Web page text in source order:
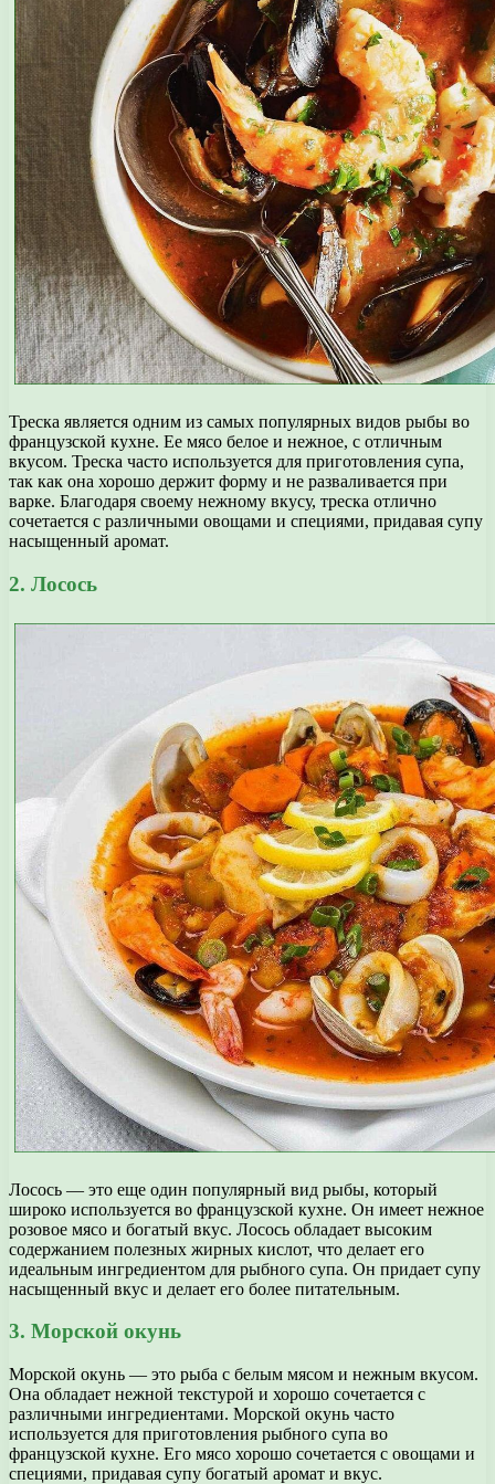
Треска является одним из самых популярных видов рыбы во
французской кухне. Ее мясо белое и нежное, с отличным
вкусом. Треска часто используется для приготовления супа,
так как она хорошо держит форму и не разваливается при
варке. Благодаря своему нежному вкусу, треска отлично
сочетается с различными овощами и специями, придавая супу
насыщенный аромат.
2. Лосось
Лосось — это еще один популярный вид рыбы, который
широко используется во французской кухне. Он имеет нежное
розовое мясо и богатый вкус. Лосось обладает высоким
содержанием полезных жирных кислот, что делает его
идеальным ингредиентом для рыбного супа. Он придает супу
насыщенный вкус и делает его более питательным.
3. Морской окунь
Морской окунь — это рыба с белым мясом и нежным вкусом.
Она обладает нежной текстурой и хорошо сочетается с
различными ингредиентами. Морской окунь часто
используется для приготовления рыбного супа во
французской кухне. Его мясо хорошо сочетается с овощами и
специями, придавая супу богатый аромат и вкус.